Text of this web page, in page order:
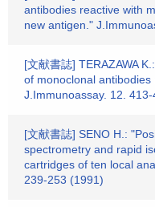
antibodies reactive with
new antigen."
[文献書誌] TERAZAWA
of monoclonal
J.Immunoassay. 12.
[文献書誌] SENO H.:
spectrometry and rapid
cartridges of ten local
239-253 (1991)